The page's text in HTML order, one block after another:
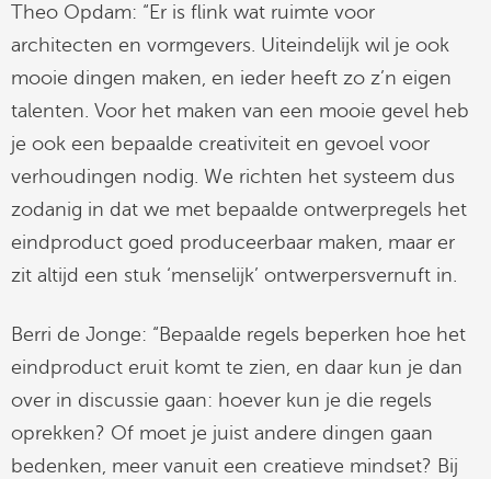
Theo Opdam: “Er is flink wat ruimte voor
architecten en vormgevers. Uiteindelijk wil je ook
mooie dingen maken, en ieder heeft zo z’n eigen
talenten. Voor het maken van een mooie gevel heb
je ook een bepaalde creativiteit en gevoel voor
verhoudingen nodig. We richten het systeem dus
zodanig in dat we met bepaalde ontwerpregels het
eindproduct goed produceerbaar maken, maar er
zit altijd een stuk ‘menselijk’ ontwerpersvernuft in.
Berri de Jonge: “Bepaalde regels beperken hoe het
eindproduct eruit komt te zien, en daar kun je dan
over in discussie gaan: hoever kun je die regels
oprekken? Of moet je juist andere dingen gaan
bedenken, meer vanuit een creatieve mindset? Bij